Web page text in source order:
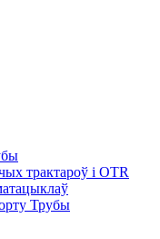
трактароў і OTR
Трубы